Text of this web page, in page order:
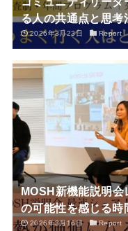
る人の共通点と思考
2026年3月23日 Report
MOSH新機能説明
の可能性を感じる時
2026年3月16日 Report